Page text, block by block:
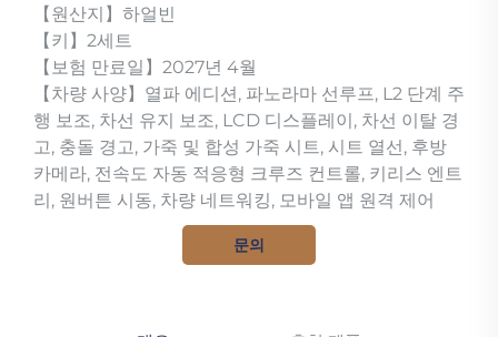
【원산지】하얼빈
【키】2세트
【보험 만료일】2027년 4월
【차량 사양】열파 에디션, 파노라마 선루프, L2 단계 주
행 보조, 차선 유지 보조, LCD 디스플레이, 차선 이탈 경
고, 충돌 경고, 가죽 및 합성 가죽 시트, 시트 열선, 후방
카메라, 전속도 자동 적응형 크루즈 컨트롤, 키리스 엔트
리, 원버튼 시동, 차량 네트워킹, 모바일 앱 원격 제어
문의